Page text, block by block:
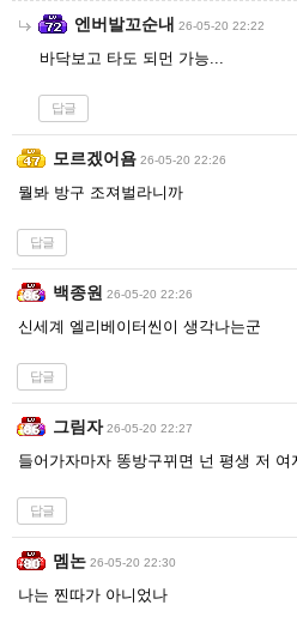
엔버발꼬순내 26-05-20 22:22
바닥보고 타도 되먼 가능...
답글
모르겠어욤 26-05-20 22:26
뭘봐 방구 조져벌라니까
답글
백종원 26-05-20 22:26
신세계 엘리베이터씬이 생각나는군
답글
그림자 26-05-20 22:27
들어가자마자 똥방구뀌면 넌 평생 저
답글
멤논 26-05-20 22:30
나는 찐따가 아니었나